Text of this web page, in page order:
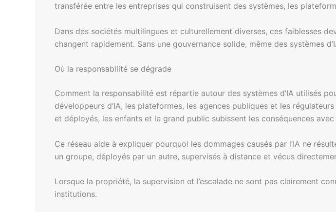
transférée entre les entreprises qui construisent des systèmes, les
Dans des sociétés multilingues et culturellement diverses, ces faiblesses
changent rapidement. Sans une gouvernance solide, même des systèmes
Où la responsabilité se dégrade
Comment la responsabilité est répartie autour des systèmes d’IA utilisés
développeurs d’IA, les plateformes, les agences publiques et les
et déployés, les enfants et le grand public subissent les conséquences
Ce réseau aide à expliquer pourquoi les dommages causés par l’IA ne
un groupe, déployés par un autre, supervisés à distance et vécus
Lorsque la propriété, la supervision et l’escalade ne sont pas clairement
institutions.